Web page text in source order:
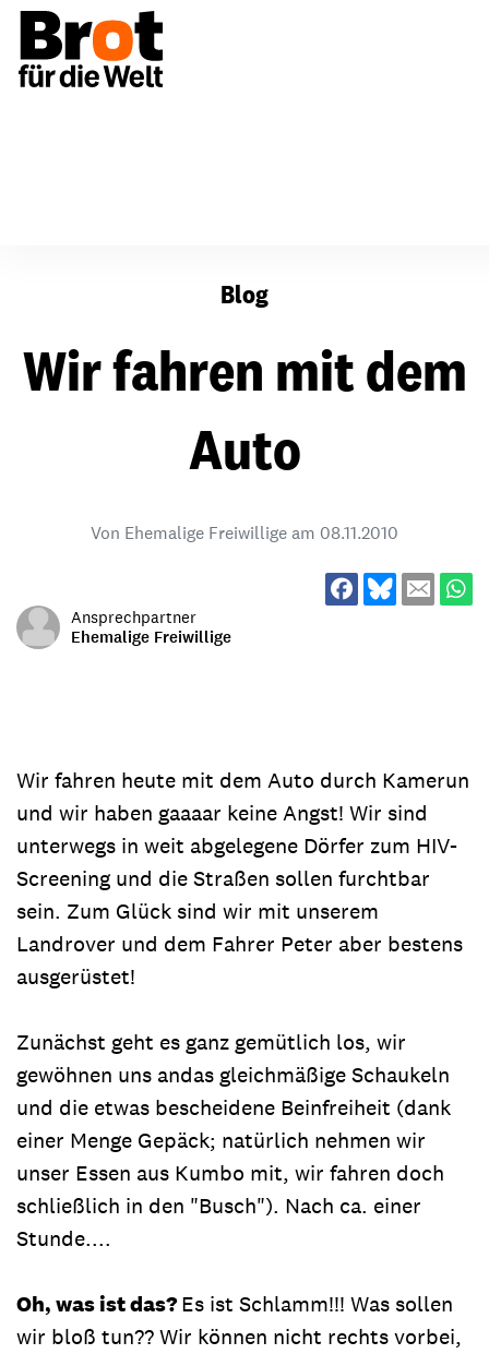
Blog
Wir fahren mit dem
Auto
Von Ehemalige Freiwillige am 08.11.2010
Ansprechpartner
Ehemalige Freiwillige
Wir fahren heute mit dem Auto durch Kamerun
und wir haben gaaaar keine Angst! Wir sind
unterwegs in weit abgelegene Dörfer zum HIV-
Screening und die Straßen sollen furchtbar
sein. Zum Glück sind wir mit unserem
Landrover und dem Fahrer Peter aber bestens
ausgerüstet!
Zunächst geht es ganz gemütlich los, wir
gewöhnen uns andas gleichmäßige Schaukeln
und die etwas bescheidene Beinfreiheit (dank
einer Menge Gepäck; natürlich nehmen wir
unser Essen aus Kumbo mit, wir fahren doch
schließlich in den "Busch"). Nach ca. einer
Stunde....
Oh, was ist das?Es ist Schlamm!!! Was sollen
wir bloß tun?? Wir können nicht rechts vorbei,